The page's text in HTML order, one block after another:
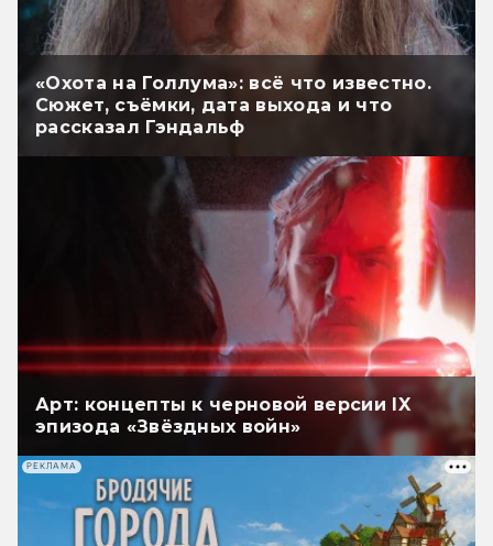
«Охота на Голлума»: всё что известно.
Сюжет, съёмки, дата выхода и что
рассказал Гэндальф
Арт: концепты к черновой версии IX
эпизода «Звёздных войн»
РЕКЛАМА